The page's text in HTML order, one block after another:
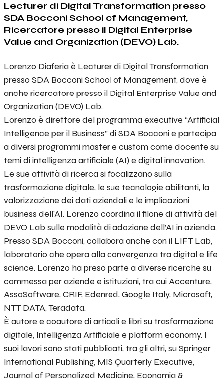
Lecturer di Digital Transformation presso
SDA Bocconi School of Management,
Ricercatore presso il Digital Enterprise
Value and Organization (DEVO) Lab.
Lorenzo Diaferia è Lecturer di Digital Transformation
presso SDA Bocconi School of Management, dove è
anche ricercatore presso il Digital Enterprise Value and
Organization (DEVO) Lab.
Lorenzo è direttore del programma executive “Artificial
Intelligence per il Business” di SDA Bocconi e partecipa
a diversi programmi master e custom come docente su
temi di intelligenza artificiale (AI) e digital innovation.
Le sue attività di ricerca si focalizzano sulla
trasformazione digitale, le sue tecnologie abilitanti, la
valorizzazione dei dati aziendali e le implicazioni
business dell’AI. Lorenzo coordina il filone di attività del
DEVO Lab sulle modalità di adozione dell’AI in azienda.
Presso SDA Bocconi, collabora anche con il LIFT Lab,
laboratorio che opera alla convergenza tra digital e life
science. Lorenzo ha preso parte a diverse ricerche su
commessa per aziende e istituzioni, tra cui Accenture,
AssoSoftware, CRIF, Edenred, Google Italy, Microsoft,
NTT DATA, Teradata.
È autore e coautore di articoli e libri su trasformazione
digitale, Intelligenza Artificiale e platform economy. I
suoi lavori sono stati pubblicati, tra gli altri, su Springer
International Publishing, MIS Quarterly Executive,
Journal of Personalized Medicine, Economia &